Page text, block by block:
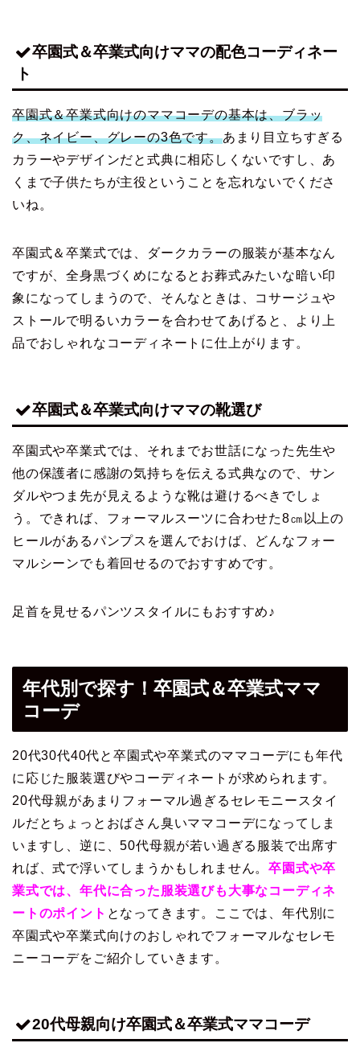
卒園式＆卒業式向けママの配色コーディネー
ト
卒園式＆卒業式向けのママコーデの基本は、ブラッ
ク、ネイビー、グレーの3色です。あまり目立ちすぎる
カラーやデザインだと式典に相応しくないですし、あ
くまで子供たちが主役ということを忘れないでくださ
いね。
卒園式＆卒業式では、ダークカラーの服装が基本なん
ですが、全身黒づくめになるとお葬式みたいな暗い印
象になってしまうので、そんなときは、コサージュや
ストールで明るいカラーを合わせてあげると、より上
品でおしゃれなコーディネートに仕上がります。
卒園式＆卒業式向けママの靴選び
卒園式や卒業式では、それまでお世話になった先生や
他の保護者に感謝の気持ちを伝える式典なので、サン
ダルやつま先が見えるような靴は避けるべきでしょ
う。できれば、フォーマルスーツに合わせた8㎝以上の
ヒールがあるパンプスを選んでおけば、どんなフォー
マルシーンでも着回せるのでおすすめです。
足首を見せるパンツスタイルにもおすすめ♪
年代別で探す！卒園式＆卒業式ママ
コーデ
20代30代40代と卒園式や卒業式のママコーデにも年代
に応じた服装選びやコーディネートが求められます。
20代母親があまりフォーマル過ぎるセレモニースタイ
ルだとちょっとおばさん臭いママコーデになってしま
いますし、逆に、50代母親が若い過ぎる服装で出席す
れば、式で浮いてしまうかもしれません。卒園式や卒
業式では、年代に合った服装選びも大事なコーディネ
ートのポイント となってきます。ここでは、年代別に
卒園式や卒業式向けのおしゃれでフォーマルなセレモ
ニーコーデをご紹介していきます。
20代母親向け卒園式＆卒業式ママコーデ